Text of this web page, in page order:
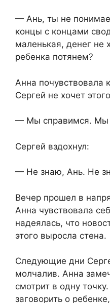
— Ань, ты не
концы с концами
маленькая, денег не
ребенка потянем?
Анна почувствовала
Сергей не хочет
— Мы справимся. Мы
Сергей вздохнул:
— Не знаю, Ань. Не
Вечер прошел в
Анна чувствовала
надеялась, что
этого выросла стена.
Следующие дни
молчалив. Анна
смотрит в одну
заговорить о